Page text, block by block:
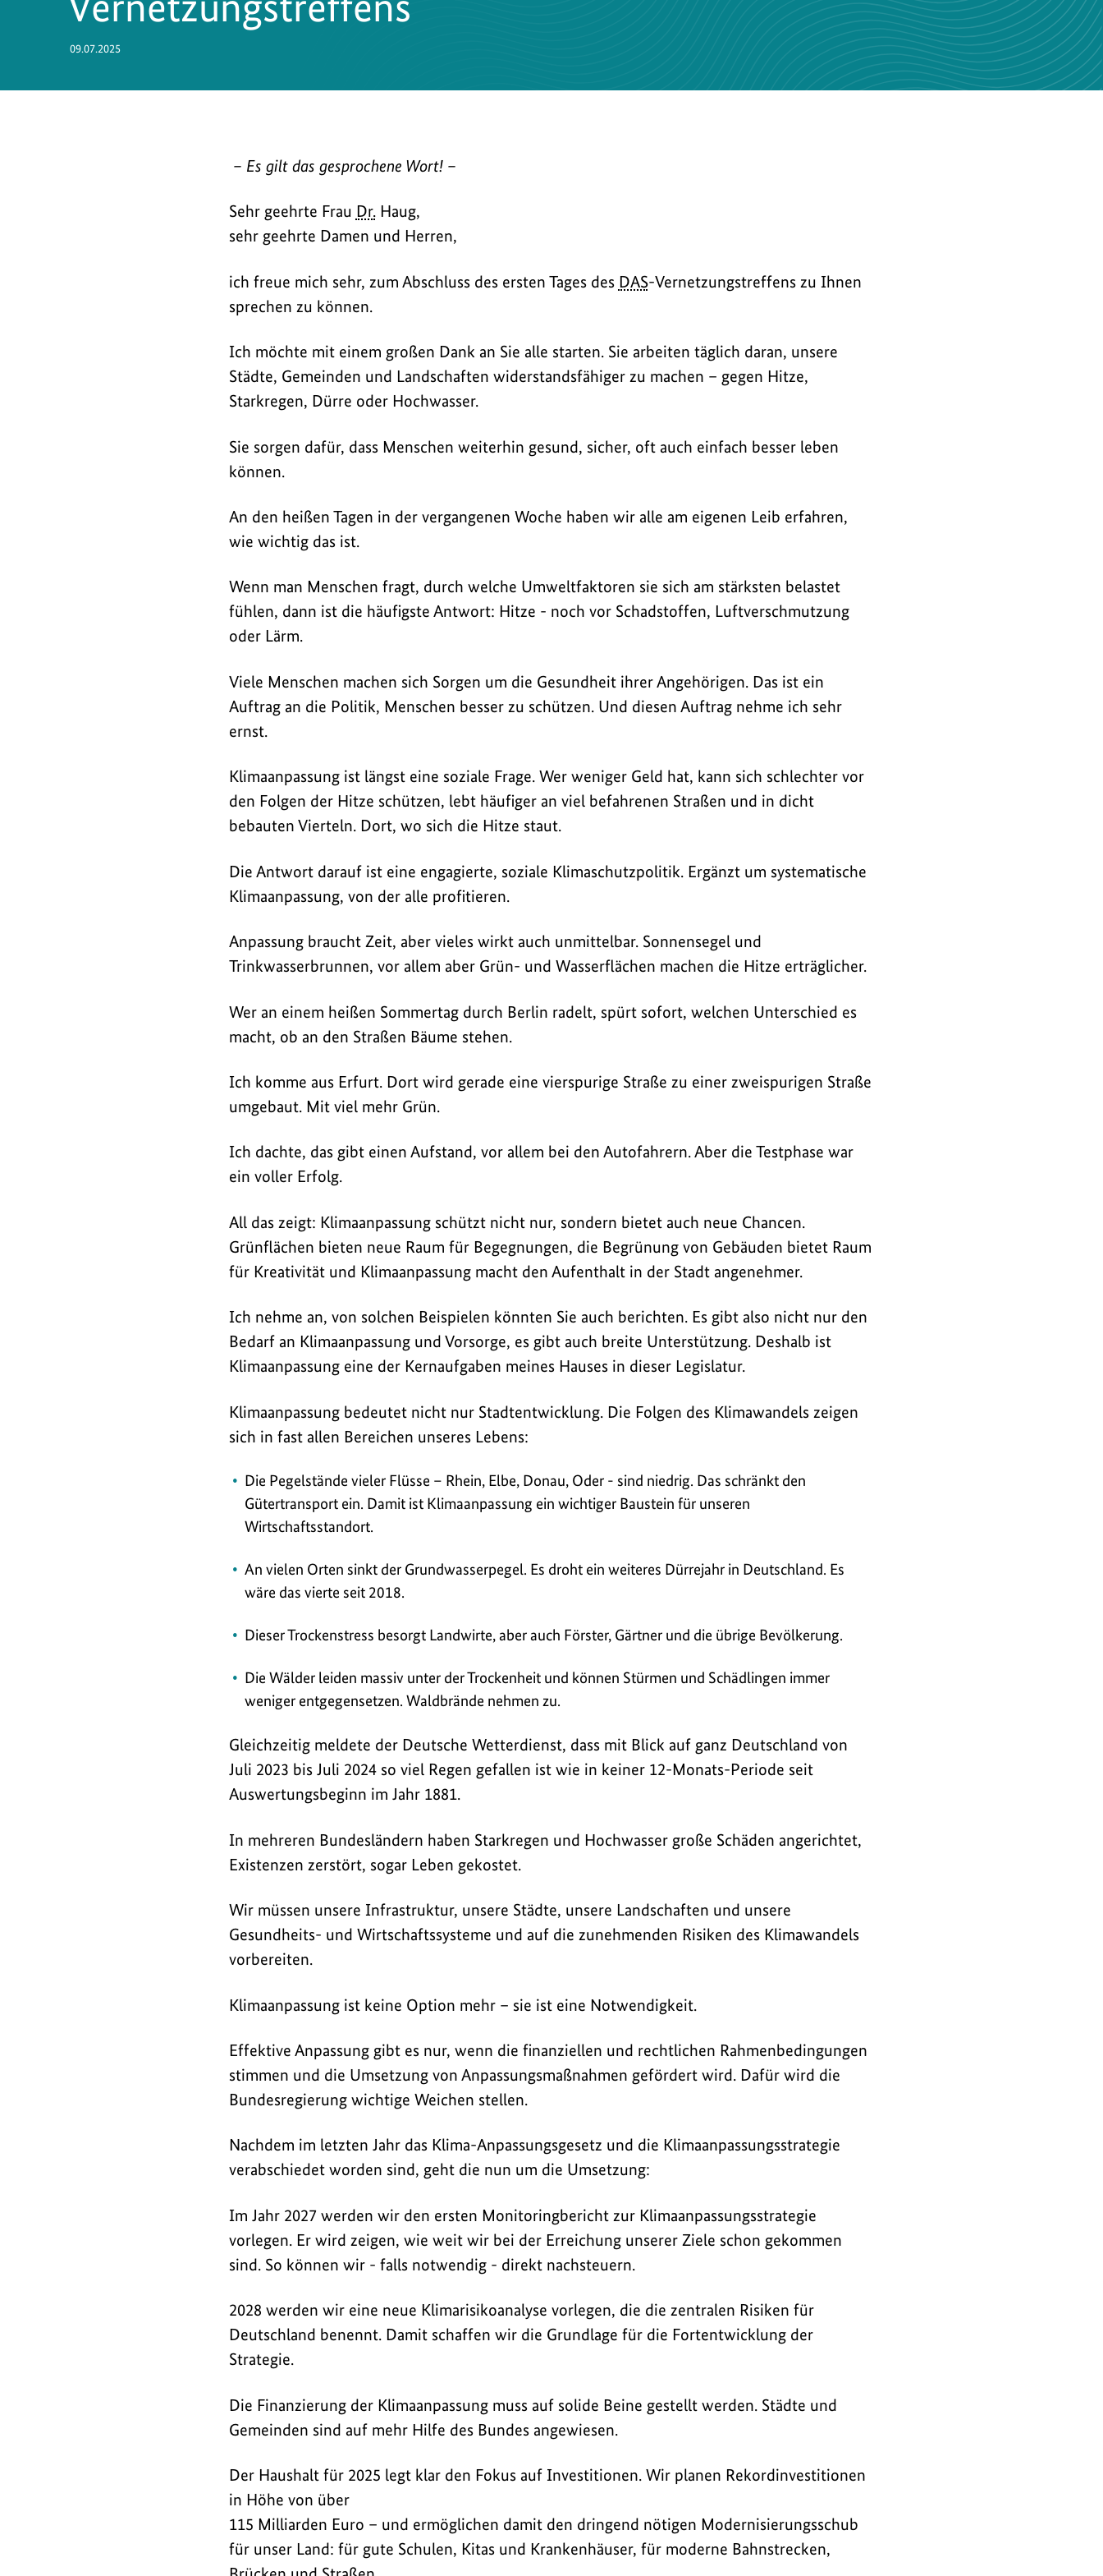
09.07.2025
Bundesumweltminister
Schneider
besuchte
9.
Juli
das
11.
Vernetzungstreffen
DAS-
Förderung
Berlin
und
eine
Rede.
Darin
betonte
dass
Klimaanpassung
keine
mehr,
sondern
eine
ist.
– Es gilt das gesprochene Wort! –
Sehr geehrte Frau Dr.Haug,
sehr geehrte Damen und Herren,
ich freue mich sehr, zum Abschluss des ersten Tages des DAS-Vernetzungstreffens zu Ihnen
sprechen zu können.
Ich möchte mit einem großen Dank an Sie alle starten. Sie arbeiten täglich daran, unsere
Städte, Gemeinden und Landschaften widerstandsfähiger zu machen – gegen Hitze,
Starkregen, Dürre oder Hochwasser.
Sie sorgen dafür, dass Menschen weiterhin gesund, sicher, oft auch einfach besser leben
können.
An den heißen Tagen in der vergangenen Woche haben wir alle am eigenen Leib erfahren,
wie wichtig das ist.
Wenn man Menschen fragt, durch welche Umweltfaktoren sie sich am stärksten belastet
fühlen, dann ist die häufigste Antwort: Hitze - noch vor Schadstoffen, Luftverschmutzung
oder Lärm.
Viele Menschen machen sich Sorgen um die Gesundheit ihrer Angehörigen. Das ist ein
Auftrag an die Politik, Menschen besser zu schützen. Und diesen Auftrag nehme ich sehr
ernst.
Klimaanpassung ist längst eine soziale Frage. Wer weniger Geld hat, kann sich schlechter vor
den Folgen der Hitze schützen, lebt häufiger an viel befahrenen Straßen und in dicht
bebauten Vierteln. Dort, wo sich die Hitze staut.
Die Antwort darauf ist eine engagierte, soziale Klimaschutzpolitik. Ergänzt um systematische
Klimaanpassung, von der alle profitieren.
Anpassung braucht Zeit, aber vieles wirkt auch unmittelbar. Sonnensegel und
Trinkwasserbrunnen, vor allem aber Grün- und Wasserflächen machen die Hitze erträglicher.
Wer an einem heißen Sommertag durch Berlin radelt, spürt sofort, welchen Unterschied es
macht, ob an den Straßen Bäume stehen.
Ich komme aus Erfurt. Dort wird gerade eine vierspurige Straße zu einer zweispurigen Straße
umgebaut. Mit viel mehr Grün.
Ich dachte, das gibt einen Aufstand, vor allem bei den Autofahrern. Aber die Testphase war
ein voller Erfolg.
All das zeigt: Klimaanpassung schützt nicht nur, sondern bietet auch neue Chancen.
Grünflächen bieten neue Raum für Begegnungen, die Begrünung von Gebäuden bietet Raum
für Kreativität und Klimaanpassung macht den Aufenthalt in der Stadt angenehmer.
Ich nehme an, von solchen Beispielen könnten Sie auch berichten. Es gibt also nicht nur den
Bedarf an Klimaanpassung und Vorsorge, es gibt auch breite Unterstützung. Deshalb ist
Klimaanpassung eine der Kernaufgaben meines Hauses in dieser Legislatur.
Klimaanpassung bedeutet nicht nur Stadtentwicklung. Die Folgen des Klimawandels zeigen
sich in fast allen Bereichen unseres Lebens:
Die Pegelstände vieler Flüsse – Rhein, Elbe, Donau, Oder - sind niedrig. Das schränkt den
Gütertransport ein. Damit ist Klimaanpassung ein wichtiger Baustein für unseren
Wirtschaftsstandort.
An vielen Orten sinkt der Grundwasserpegel. Es droht ein weiteres Dürrejahr in Deutschland. Es
wäre das vierte seit 2018.
Dieser Trockenstress besorgt Landwirte, aber auch Förster, Gärtner und die übrige Bevölkerung.
Die Wälder leiden massiv unter der Trockenheit und können Stürmen und Schädlingen immer
weniger entgegensetzen. Waldbrände nehmen zu.
Gleichzeitig meldete der Deutsche Wetterdienst, dass mit Blick auf ganz Deutschland von
Juli 2023 bis Juli 2024 so viel Regen gefallen ist wie in keiner 12-Monats-Periode seit
Auswertungsbeginn im Jahr 1881.
In mehreren Bundesländern haben Starkregen und Hochwasser große Schäden angerichtet,
Existenzen zerstört, sogar Leben gekostet.
Wir müssen unsere Infrastruktur, unsere Städte, unsere Landschaften und unsere
Gesundheits- und Wirtschaftssysteme und auf die zunehmenden Risiken des Klimawandels
vorbereiten.
Klimaanpassung ist keine Option mehr – sie ist eine Notwendigkeit.
Effektive Anpassung gibt es nur, wenn die finanziellen und rechtlichen Rahmenbedingungen
stimmen und die Umsetzung von Anpassungsmaßnahmen gefördert wird. Dafür wird die
Bundesregierung wichtige Weichen stellen.
Nachdem im letzten Jahr das Klima-Anpassungsgesetz und die Klimaanpassungsstrategie
verabschiedet worden sind, geht die nun um die Umsetzung:
Im Jahr 2027 werden wir den ersten Monitoringbericht zur Klimaanpassungsstrategie
vorlegen. Er wird zeigen, wie weit wir bei der Erreichung unserer Ziele schon gekommen
sind. So können wir - falls notwendig - direkt nachsteuern.
2028 werden wir eine neue Klimarisikoanalyse vorlegen, die die zentralen Risiken für
Deutschland benennt. Damit schaffen wir die Grundlage für die Fortentwicklung der
Strategie.
Die Finanzierung der Klimaanpassung muss auf solide Beine gestellt werden. Städte und
Gemeinden sind auf mehr Hilfe des Bundes angewiesen.
Der Haushalt für 2025 legt klar den Fokus auf Investitionen. Wir planen Rekordinvestitionen
in Höhe von über
115 Milliarden Euro – und ermöglichen damit den dringend nötigen Modernisierungsschub
für unser Land: für gute Schulen, Kitas und Krankenhäuser, für moderne Bahnstrecken,